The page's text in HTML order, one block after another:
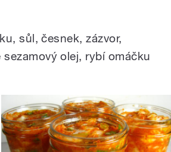
sůl, česnek, zázvor,
olej, rybí omáčku